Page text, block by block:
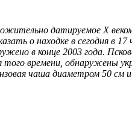
датируемое X
о находке в сегодня в 17
в конце 2003 года.
того времени, обнаружены
чаша диаметром 50 см